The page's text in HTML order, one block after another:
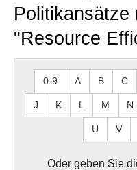
Politikansätze
"Resource
0-9 A B C
J K L M N
U V
Oder geben Sie